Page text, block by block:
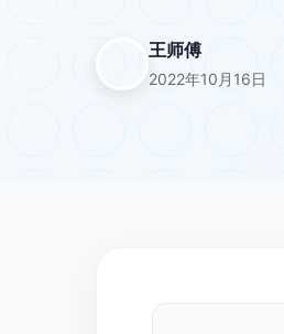
王师傅
2022年10月16日